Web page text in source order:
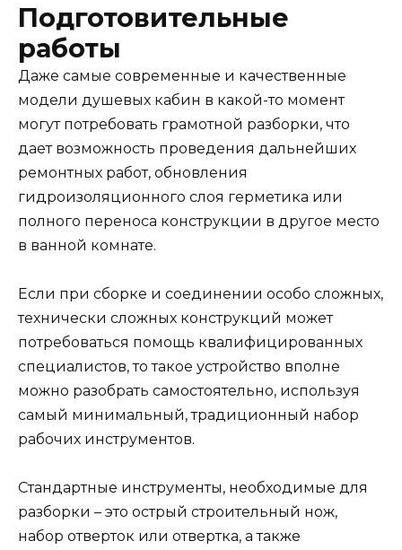
Подготовительные
работы
Даже самые современные и качественные
модели душевых кабин в какой-то момент
могут потребовать грамотной разборки, что
дает возможность проведения дальнейших
ремонтных работ, обновления
гидроизоляционного слоя герметика или
полного переноса конструкции в другое место
в ванной комнате.
Если при сборке и соединении особо сложных,
технически сложных конструкций может
потребоваться помощь квалифицированных
специалистов, то такое устройство вполне
можно разобрать самостоятельно, используя
самый минимальный, традиционный набор
рабочих инструментов.
Стандартные инструменты, необходимые для
разборки – это острый строительный нож,
набор отверток или отвертка, а также